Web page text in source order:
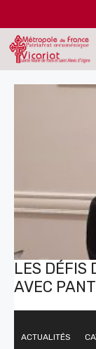
au
contenu
LES DÉFIS
AVEC
ACTUALITÉS